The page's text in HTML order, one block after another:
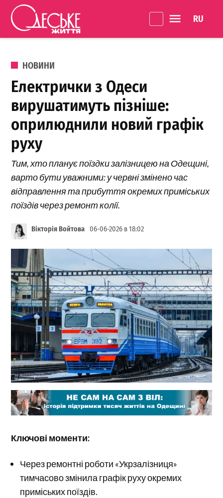
Перейти до вмісту
Життя
ОПУБЛІКОВАНО В
НОВИНИ
Електрички з Одеси
вирушатимуть пізніше:
оприлюднили новий графік
руху
Тим, хто планує поїздки залізницею на Одещині,
варто бути уважними: у червні змінено час
відправлення та прибуття окремих приміських
поїздів через ремонт колії.
Вікторія Войтова 06-06-2026 в 18:02
Ключові моменти:
Через ремонтні роботи «Укрзалізниця»
тимчасово змінила графік руху окремих
приміських поїздів.